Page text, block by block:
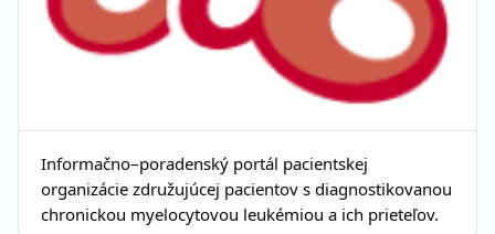
Informačno–poradenský portál pacientskej
organizácie združujúcej pacientov s diagnostikovanou
chronickou myelocytovou leukémiou a ich prieteľov.